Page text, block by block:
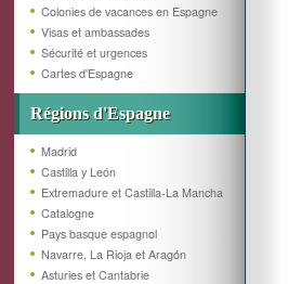
Colonies de vacances en Espagne
Visas et ambassades
Sécurité et urgences
Cartes d'Espagne
Régions d'Espagne
Madrid
Castilla y León
Extremadure et Castilla-La Mancha
Catalogne
Pays basque espagnol
Navarre, La Rioja et Aragón
Asturies et Cantabrie